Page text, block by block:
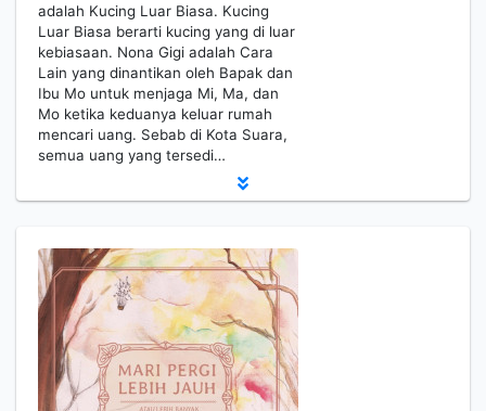
adalah Kucing Luar Biasa. Kucing
Luar Biasa berarti kucing yang di luar
kebiasaan. Nona Gigi adalah Cara
Lain yang dinantikan oleh Bapak dan
Ibu Mo untuk menjaga Mi, Ma, dan
Mo ketika keduanya keluar rumah
mencari uang. Sebab di Kota Suara,
semua uang yang tersedi…